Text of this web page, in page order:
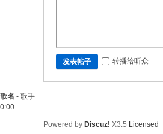
发表帖子 转播给听众
歌名 - 歌手
0:00
Powered by Discuz! X3.5 Licensed